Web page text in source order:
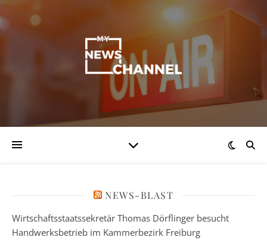
NEWS-BLAST
Wirtschaftsstaatssekretär Thomas Dörflinger besucht
Handwerksbetrieb im Kammerbezirk Freiburg